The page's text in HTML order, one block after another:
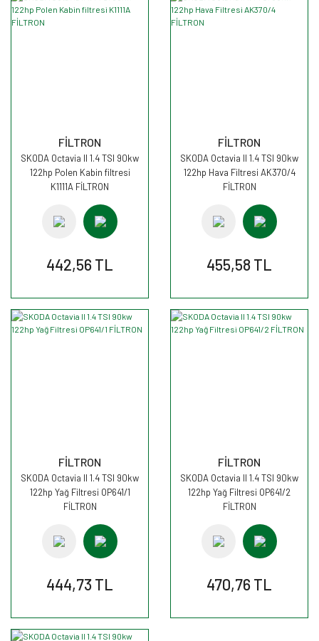
FİLTRON
SKODA Octavia II 1.4 TSI 90kw
122hp Polen Kabin filtresi
K1111A FİLTRON
442,56 TL
FİLTRON
SKODA Octavia II 1.4 TSI 90kw
122hp Hava Filtresi AK370/4
FİLTRON
455,58 TL
FİLTRON
SKODA Octavia II 1.4 TSI 90kw
122hp Yağ Filtresi OP641/1
FİLTRON
444,73 TL
FİLTRON
SKODA Octavia II 1.4 TSI 90kw
122hp Yağ Filtresi OP641/2
FİLTRON
470,76 TL